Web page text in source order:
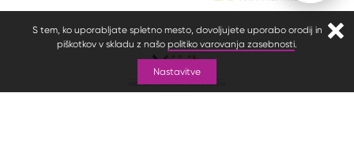
S tem, ko uporabljate spletno mesto, dovoljujete uporabo orodij in
piškotkov v skladu z našo politiko varovanja zasebnosti.
Nastavitve
Gumb